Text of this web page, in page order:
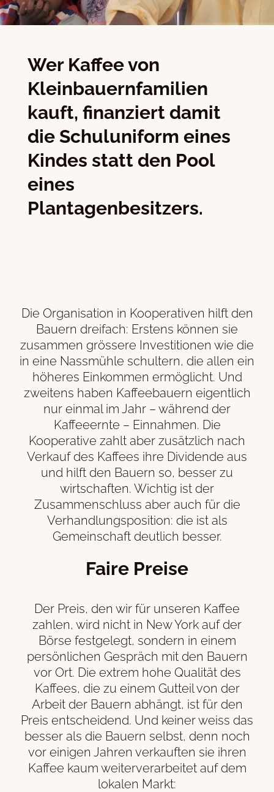
Wer Kaffee von
Kleinbauernfamilien
kauft, finanziert damit
die Schuluniform eines
Kindes statt den Pool
eines
Plantagenbesitzers.
Die Organisation in Kooperativen hilft den
Bauern dreifach: Erstens können sie
zusammen grössere Investitionen wie die
in eine Nassmühle schultern, die allen ein
höheres Einkommen ermöglicht. Und
zweitens haben Kaffeebauern eigentlich
nur einmal im Jahr – während der
Kaffeeernte – Einnahmen. Die
Kooperative zahlt aber zusätzlich nach
Verkauf des Kaffees ihre Dividende aus
und hilft den Bauern so, besser zu
wirtschaften. Wichtig ist der
Zusammenschluss aber auch für die
Verhandlungsposition: die ist als
Gemeinschaft deutlich besser.
Faire Preise
Der Preis, den wir für unseren Kaffee
zahlen, wird nicht in New York auf der
Börse festgelegt, sondern in einem
persönlichen Gespräch mit den Bauern
vor Ort. Die extrem hohe Qualität des
Kaffees, die zu einem Gutteil von der
Arbeit der Bauern abhängt, ist für den
Preis entscheidend. Und keiner weiss das
besser als die Bauern selbst, denn noch
vor einigen Jahren verkauften sie ihren
Kaffee kaum weiterverarbeitet auf dem
lokalen Markt: